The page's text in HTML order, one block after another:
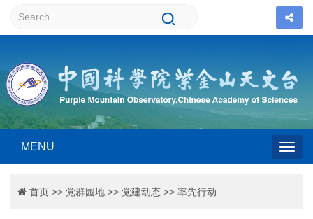
MENU
首页 >> 党群园地 >> 党建动态 >> 率先行动